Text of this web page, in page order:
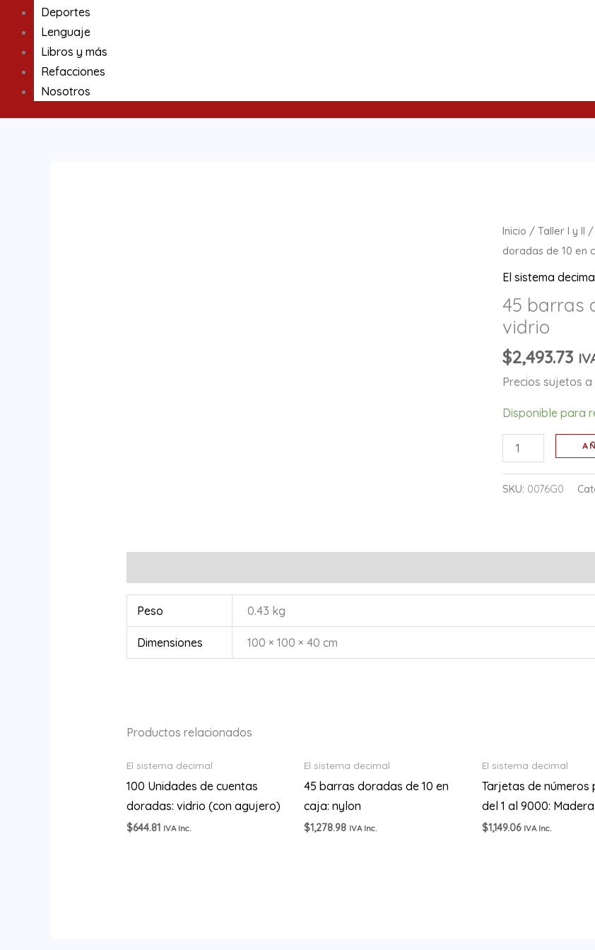
Deportes
Lenguaje
Libros y más
Refacciones
Nosotros
Inicio /Taller I y II
doradas de 10 en
El sistema
45 barras
vidrio
$2,493.73
Precios sujetos
Disponible para
45
barras
doradas
10
en
caja:
vidrio
cantidad
SKU: 0076G0
Peso 0.43 kg
Dimensiones 100 × 100 × 40 cm
Productos relacionados
El sistema decimal
100 Unidades de cuentas
doradas: vidrio (con agujero)
$644.81 IVA Inc.
El sistema decimal
45 barras doradas de 10 en
caja: nylon
$1,278.98 IVA Inc.
El sistema decimal
Tarjetas de números
del 1 al 9000: Madera
$1,149.06 IVA Inc.